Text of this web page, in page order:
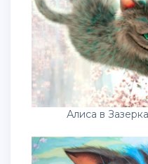
Алиса в